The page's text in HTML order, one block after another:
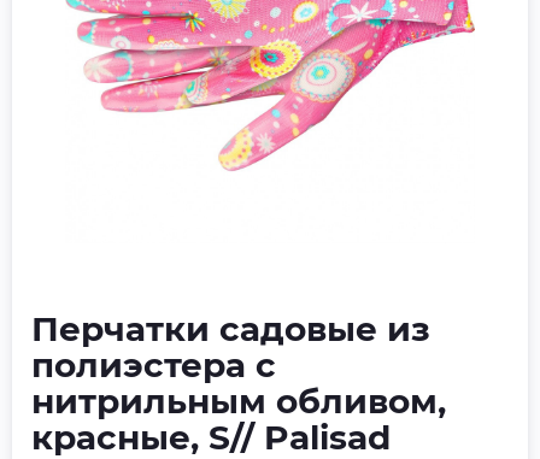
Перчатки садовые из
полиэстера с
нитрильным обливом,
красные, S// Palisad